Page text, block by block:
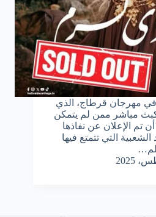
مهرجان قرطاج، الذي
مباشر ممن لم يتمكن
تم الإعلان عن نفاذها
التي تتمتع فيها